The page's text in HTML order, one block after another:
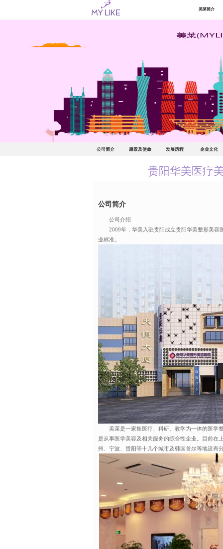
美莱简介
公司简介 愿景及使命 发展历程 企业文化
贵阳华美医疗
公司简介
公司介绍
2009年，华美入驻贵阳成立贵阳华美整形美容
业标准。
美莱是一家集医疗、科研、教学为一体的医学
是从事医学美容及相关服务的综合性企业。目前在
州、宁波、贵阳等十几个城市及韩国首尔等地设有